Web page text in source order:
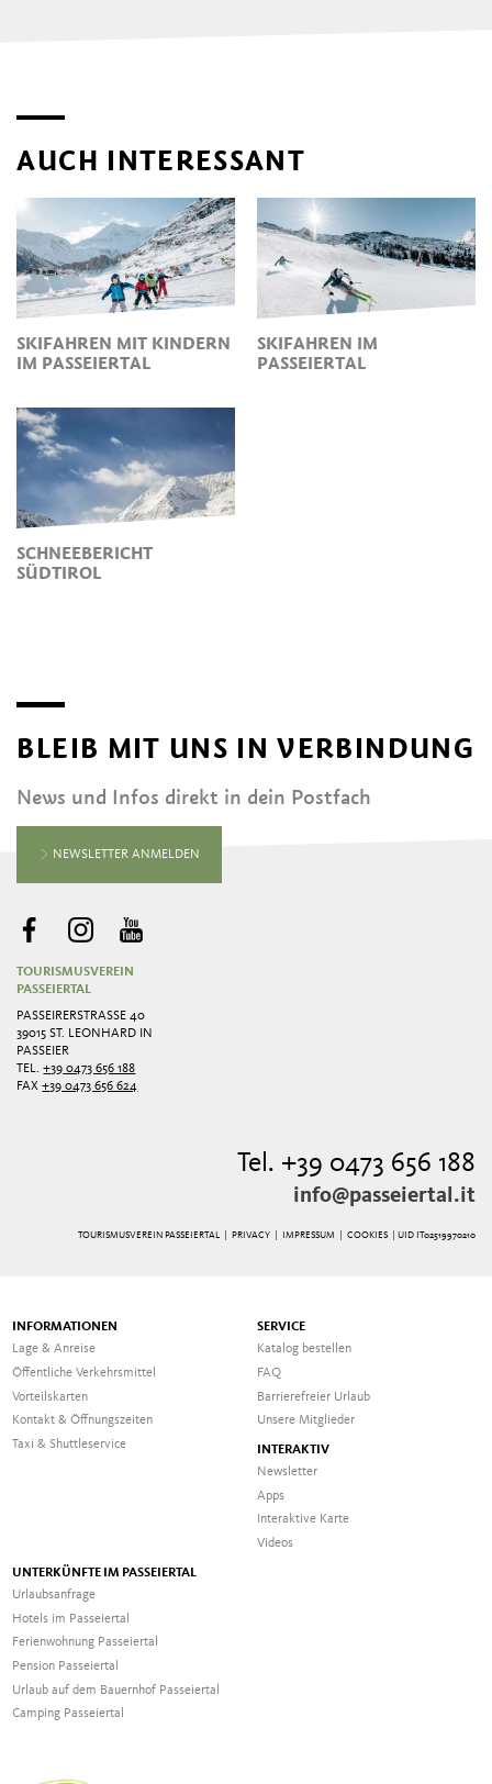
AUCH INTERESSANT
SKIFAHREN MIT KINDERN
IM PASSEIERTAL
SKIFAHREN IM
PASSEIERTAL
SCHNEEBERICHT
SÜDTIROL
BLEIB MIT UNS IN VERBINDUNG
News und Infos direkt in dein Postfach
NEWSLETTER ANMELDEN
TOURISMUSVEREIN
PASSEIERTAL
PASSEIRERSTRASSE 40
39015 ST. LEONHARD IN
PASSEIER
TEL.+39 0473 656 188
FAX+39 0473 656 624
Tel. +39 0473 656 188
info@passeiertal.it
TOURISMUSVEREIN PASSEIERTAL | PRIVACY| IMPRESSUM| COOKIES | UID IT02519970210
INFORMATIONEN
Lage & Anreise
Öffentliche Verkehrsmittel
Vorteilskarten
Kontakt & Öffnungszeiten
Taxi & Shuttleservice
SERVICE
Katalog bestellen
FAQ
Barrierefreier Urlaub
Unsere Mitglieder
INTERAKTIV
Newsletter
Apps
Interaktive Karte
Videos
UNTERKÜNFTE IM PASSEIERTAL
Urlaubsanfrage
Hotels im Passeiertal
Ferienwohnung Passeiertal
Pension Passeiertal
Urlaub auf dem Bauernhof Passeiertal
Camping Passeiertal